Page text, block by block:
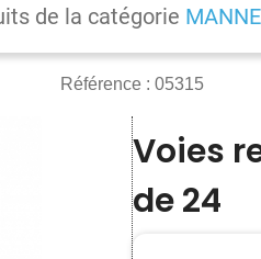
de la catégorie
Référence : 05315
Voies
de 24